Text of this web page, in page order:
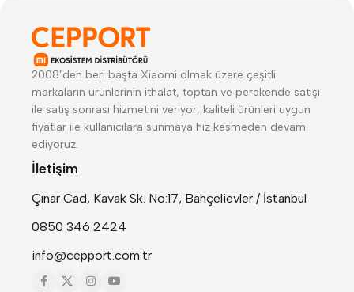
2008’den beri başta Xiaomi olmak üzere çeşitli
markaların ürünlerinin ithalat, toptan ve perakende satışı
ile satış sonrası hizmetini veriyor, kaliteli ürünleri uygun
fiyatlar ile kullanıcılara sunmaya hız kesmeden devam
ediyoruz.
İletişim
Çınar Cad, Kavak Sk. No:17, Bahçelievler / İstanbul
0850 346 2424
info@cepport.com.tr